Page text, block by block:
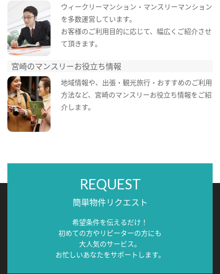
ウィークリーマンション・マンスリーマンション
を多数運営しています。
お客様のご利用目的に応じて、幅広くご紹介させ
て頂きます。
宮崎のマンスリーお役立ち情報
地域情報や、出張・観光旅行・おすすめのご利用
方法など、宮崎のマンスリーお役立ち情報をご紹
介します。
REQUEST
簡単物件リクエスト
希望条件を伝えるだけ！
初めての方やリピーターの方にも
大人気のサービス。
お忙しいあなたをサポートします。